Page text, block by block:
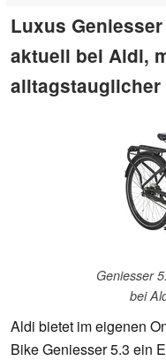
Luxus
aktuell bei Aldi,
Geniesser
bei
Aldi bietet im eigenen
Bike Geniesser 5.3 ein